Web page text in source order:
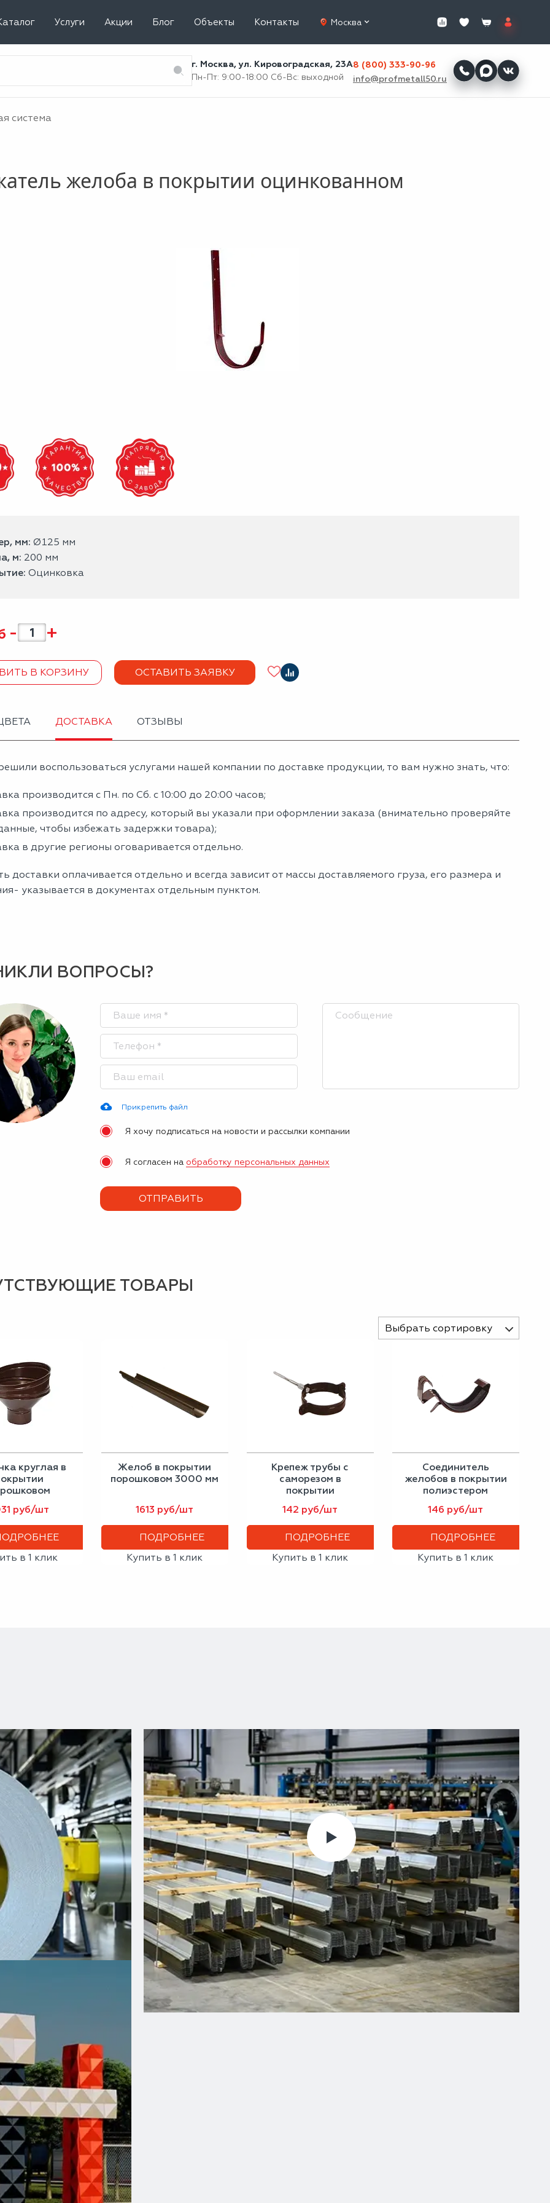
Услуги Акции Блог Объекты Контакты Москва
г. Москва, ул. Кировоградская, 23А
Пн-Пт: 9:00-18:00 Сб-Вс: выходной
8 (800) 333-90-96
info@profmetall50.ru
система
желоба в покрытии оцинкованном
мм: Ø125 мм
м: 200 мм
Оцинковка
- +
В КОРЗИНУ ОСТАВИТЬ ЗАЯВКУ
ДОСТАВКА ОТЗЫВЫ
воспользоваться услугами нашей компании по доставке продукции, то вам нужно знать, что:
производится с Пн. по Сб. с 10:00 до 20:00 часов;
производится по адресу, который вы указали при оформлении заказа (внимательно проверяйте
чтобы избежать задержки товара);
в другие регионы оговаривается отдельно.
доставки оплачивается отдельно и всегда зависит от массы доставляемого груза, его размера и
указывается в документах отдельным пунктом.
ВОПРОСЫ?
Прикрепить файл
Я хочу подписаться на новости и рассылки компании
Я согласен на обработку персональных данных
ТОВАРЫ
Выбрать сортировку
круглая в
руб/шт
в 1 клик
Желоб в покрытии
порошковом 3000 мм
1613 руб/шт
ПОДРОБНЕЕ
Купить в 1 клик
Крепеж трубы с
саморезом в
покрытии
оцинкованном
142 руб/шт
ПОДРОБНЕЕ
Купить в 1 клик
Соединитель
желобов в покрытии
полиэстером
146 руб/шт
ПОДРОБНЕЕ
Купить в 1 клик